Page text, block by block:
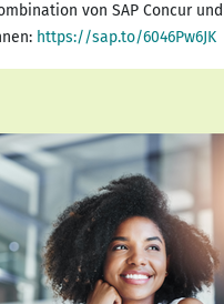
von SAP Concur
https://sap.to/6046Pw6JK